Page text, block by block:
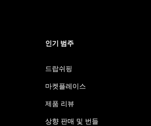
인기 범주
드랍쉬핑
마켓플레이스
제품 리뷰
상향 판매 및 번들